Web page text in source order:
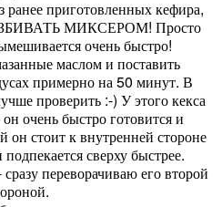
ранее приготовленных кефира,
МИКСЕРОМ! Просто
очень быстро!
маслом и поставить
примерно на 50 минут. В
проверить :-) У этого кекса
очень быстро готовится и
он стоит к внутренней стороне
сверху быстрее.
переворачиваю его второй